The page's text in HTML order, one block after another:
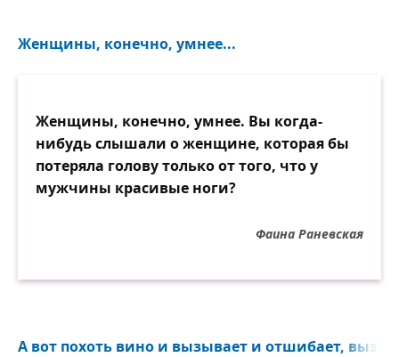
Так исповедь льётся немая,
Наш век на земле быстротечен
И тесен назначенный круг,
А он неизменен и вечен —
Поэта неведомый друг.
Женщины, конечно, умнее...
Женщины, конечно, умнее. Вы когда-
нибудь слышали о женщине, которая бы
потеряла голову только от того, что у
мужчины красивые ноги?
Фаина Раневская
А вот похоть вино и вызывает и отшибает,